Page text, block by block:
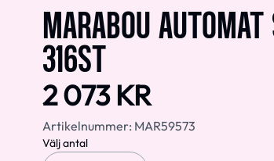
MARABOU
316ST
2 073 KR
Artikelnummer: MAR59573
Välj antal